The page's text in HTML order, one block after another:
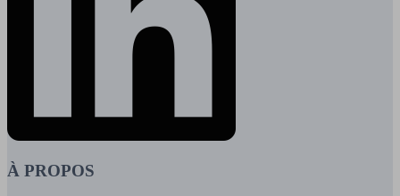
À PROPOS